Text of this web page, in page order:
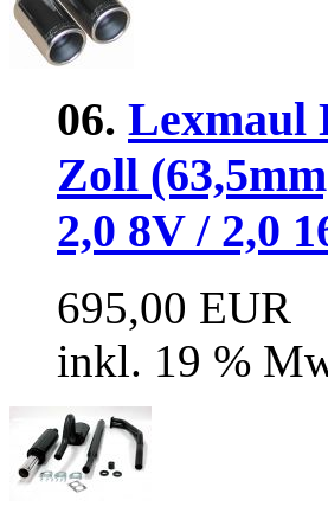
06. Lexmaul
Zoll
2,0 8V / 2,0
695,00 EUR
inkl. 19 %